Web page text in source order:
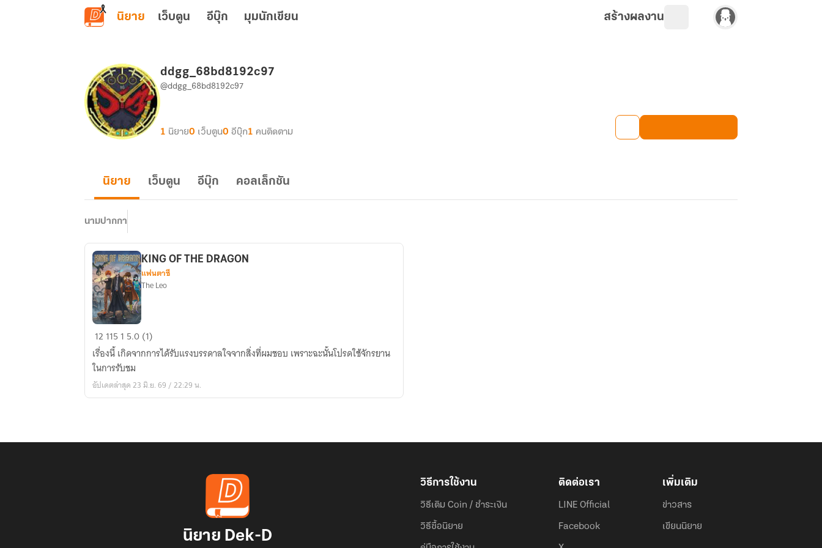
ข้ามไปยังเนื้อหาหลัก
นิยาย เว็บตูน อีบุ๊ก มุมนักเขียน สร้างผลงาน
ddgg_68bd8192c97
@ddgg_68bd8192c97
1 นิยาย0 เว็บตูน0 อีบุ๊ก1 คนติดตาม
นิยาย เว็บตูน อีบุ๊ก คอลเล็กชัน
นามปากกา
KING
OF
THE
DRAGON
KING OF THE DRAGON
แฟนตาซี
The Leo
12 115 1 5.0 (1)
เรื่องนี้ เกิดจากการได้รับแรงบรรดาลใจจากสิ่งที่ผมชอบ เพราะฉะนั้นโปรดใช้จักรยาน
ในการรับชม
อัปเดตล่าสุด 23 มิ.ย. 69 / 22:29 น.
นิยาย Dek-D
วิธีการใช้งาน
วิธีเติม Coin / ชำระเงิน
วิธีซื้อนิยาย
ติดต่อเรา
LINE Official
Facebook
เพิ่มเติม
ข่าวสาร
เขียนนิยาย